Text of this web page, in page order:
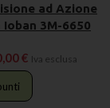
ad Azione
3M-6650
€ Iva esclusa